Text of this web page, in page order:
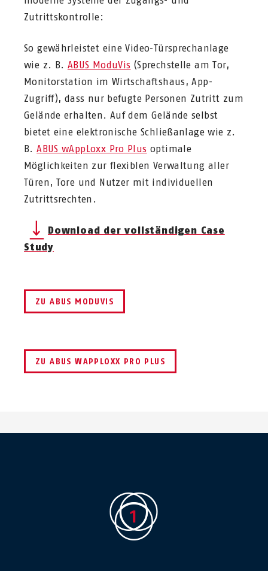
Zutrittskontrolle:
So gewährleistet eine Video-Türsprechanlage
wie z. B. ABUS ModuVis (Sprechstelle am Tor,
Monitorstation im Wirtschaftshaus, App-
Zugriff), dass nur befugte Personen Zutritt zum
Gelände erhalten. Auf dem Gelände selbst
bietet eine elektronische Schließanlage wie z.
B.ABUS wAppLoxx Pro Plus optimale
Möglichkeiten zur flexiblen Verwaltung aller
Türen, Tore und Nutzer mit individuellen
Zutrittsrechten.
Download der vollständigen Case
Study
ZU ABUS MODUVIS
ZU ABUS WAPPLOXX PRO PLUS